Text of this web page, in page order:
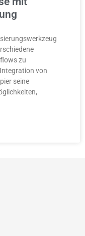
zu
von
seine